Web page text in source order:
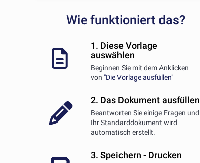
Wie funktioniert das?
1. Diese Vorlage
auswählen
Beginnen Sie mit dem Anklicken
von "Die Vorlage ausfüllen"
2. Das Dokument ausfüllen
Beantworten Sie einige Fragen und
Ihr Standarddokument wird
automatisch erstellt.
3. Speichern - Drucken